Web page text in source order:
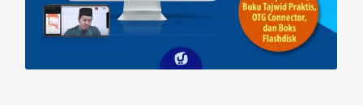
w
w
i
e
w
w